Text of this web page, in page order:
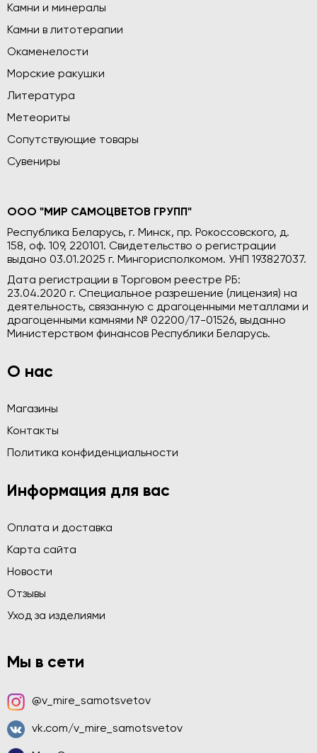
Камни и минералы
Камни в литотерапии
Окаменелости
Морские ракушки
Литература
Метеориты
Сопутствующие товары
Сувениры
ООО "МИР САМОЦВЕТОВ ГРУПП"
Республика Беларусь, г. Минск, пр. Рокоссовского, д.
158, оф. 109, 220101. Свидетельство о регистрации
выдано 03.01.2025 г. Мингорисполкомом. УНП 193827037.
Дата регистрации в Торговом реестре РБ:
23.04.2020 г. Специальное разрешение (лицензия) на
деятельность, связанную с драгоценными металлами и
драгоценными камнями № 02200/17-01526, выданно
Министерством финансов Республики Беларусь.
О нас
Магазины
Контакты
Политика конфиденциальности
Информация для вас
Оплата и доставка
Карта сайта
Новости
Отзывы
Уход за изделиями
Мы в сети
@v_mire_samotsvetov
vk.com/v_mire_samotsvetov